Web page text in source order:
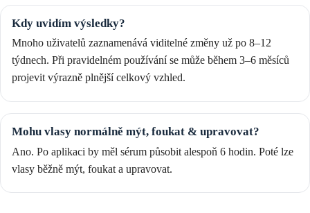
Kdy uvidím výsledky?
Mnoho uživatelů zaznamenává viditelné změny už po 8–12
týdnech. Při pravidelném používání se může během 3–6 měsíců
projevit výrazně plnější celkový vzhled.
Mohu vlasy normálně mýt, foukat & upravovat?
Ano. Po aplikaci by měl sérum působit alespoň 6 hodin. Poté lze
vlasy běžně mýt, foukat a upravovat.